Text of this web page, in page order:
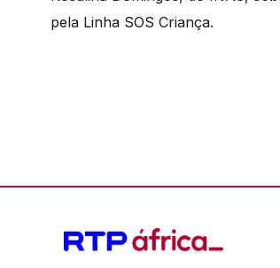
áudio
pela Linha SOS Criança.